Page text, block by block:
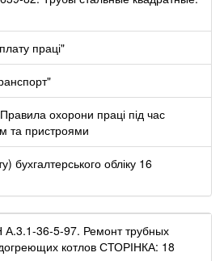
праці"
охорони праці під час
та пристроями
бухгалтерського обліку 16
36-5-97. Ремонт трубных
котлов СТОРІНКА: 18